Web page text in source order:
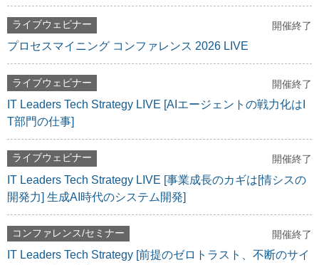
ライブウェビナー 開催終了
プロセスマイニング コンファレンス 2026 LIVE
ライブウェビナー 開催終了
IT Leaders Tech Strategy LIVE [AIエージェントの戦力化はI
T部門の仕事]
ライブウェビナー 開催終了
IT Leaders Tech Strategy LIVE [事業成長のカギは[情シスの
開発力] 生成AI時代のシステム開発]
コンファレンス/セミナー 開催終了
IT Leaders Tech Strategy [前提のゼロトラスト、不断のサイ